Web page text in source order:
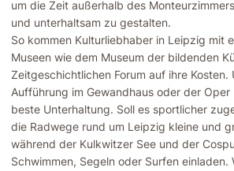
um die Zeit außerhalb des
und unterhaltsam zu gestalten.
So kommen Kulturliebhaber in Leipzig mit
Museen wie dem Museum der bildenden
Zeitgeschichtlichen Forum auf ihre Kosten.
Aufführung im Gewandhaus oder der
beste Unterhaltung. Soll es sportlicher
die Radwege rund um Leipzig kleine und
während der Kulkwitzer See und der
Schwimmen, Segeln oder Surfen einladen.